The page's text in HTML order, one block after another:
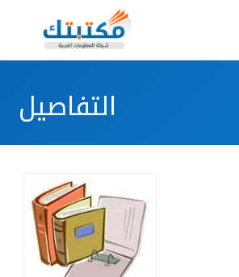
التفاصيل